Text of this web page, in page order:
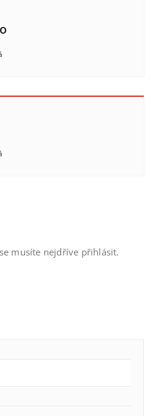
musíte nejdříve přihlásit.